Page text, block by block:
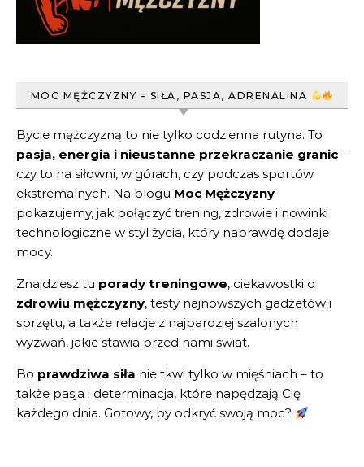
MOC MĘŻCZYZNY – SIŁA, PASJA, ADRENALINA
Bycie mężczyzną to nie tylko codzienna rutyna. To
pasja, energia i nieustanne przekraczanie granic –
czy to na siłowni, w górach, czy podczas sportów
ekstremalnych. Na blogu Moc Mężczyzny
pokazujemy, jak połączyć trening, zdrowie i nowinki
technologiczne w styl życia, który naprawdę dodaje
mocy.
Znajdziesz tu porady treningowe, ciekawostki o
zdrowiu mężczyzny, testy najnowszych gadżetów i
sprzętu, a także relacje z najbardziej szalonych
wyzwań, jakie stawia przed nami świat.
Bo prawdziwa siła nie tkwi tylko w mięśniach – to
także pasja i determinacja, które napędzają Cię
każdego dnia. Gotowy, by odkryć swoją moc?